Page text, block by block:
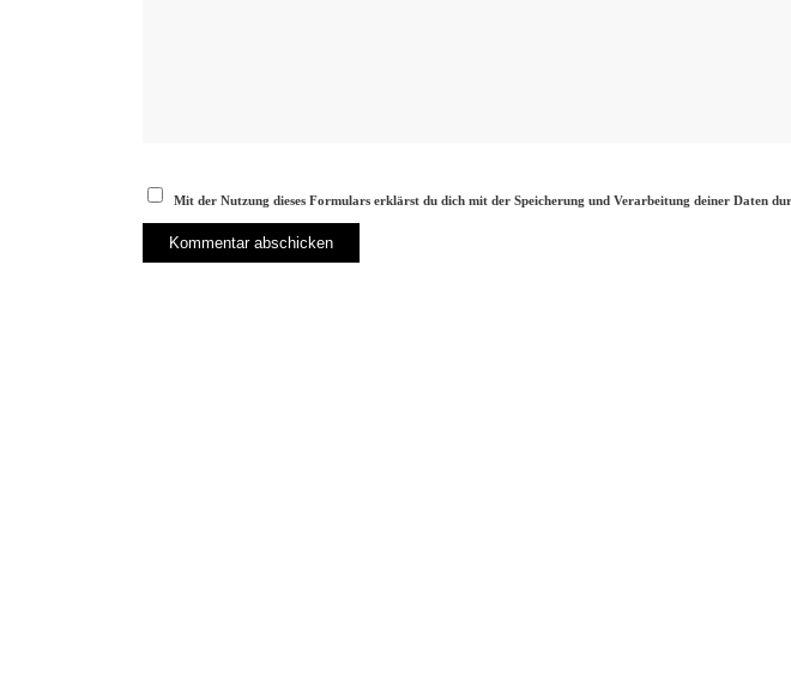
Mit der Nutzung dieses Formulars erklärst du dich mit der Speicherung und Verarbeitung deiner Daten